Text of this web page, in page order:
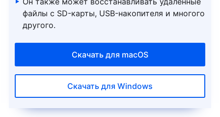
файлы с SD-карты, USB-накопителя и многого
другого.
Скачать для macOS
Скачать для Windows